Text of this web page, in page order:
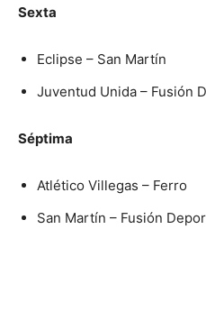
Sexta
Eclipse – San Martín
Juventud Unida – Fusión
Séptima
Atlético Villegas – Ferro
San Martín – Fusión